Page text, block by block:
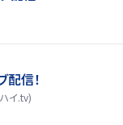
信！
イ.tv)